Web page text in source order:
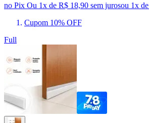
no Pix Ou 1x de R$ 18,90 sem jurosou 1x de
Cupom 10% OFF
Full